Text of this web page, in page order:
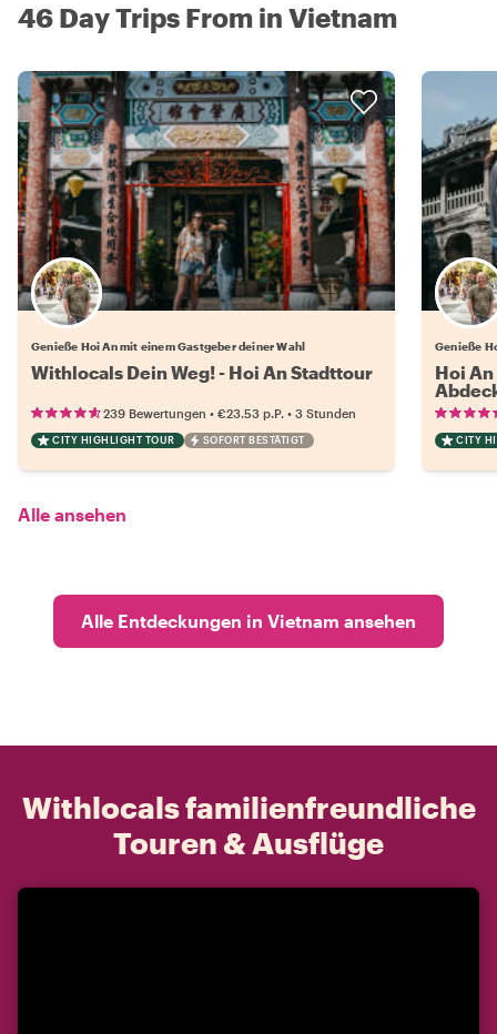
46 Day Trips From in Vietnam
Wähle deinen Lieblingsgastgeber
Genieße Hoi An mit einem Gastgeber deiner Wahl
Withlocals Dein Weg! - Hoi An Stadttour
239 Bewertungen • €23.53 p.P. • 3 Stunden
CITY HIGHLIGHT TOUR SOFORT BESTÄTIGT
Genieße
Hoi
CITY
Alle ansehen
Alle Entdeckungen in Vietnam ansehen
Withlocals familienfreundliche
Touren & Ausflüge